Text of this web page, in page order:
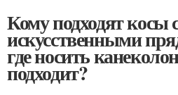
Кому подходят косы
искусственными
где носить
подходит?